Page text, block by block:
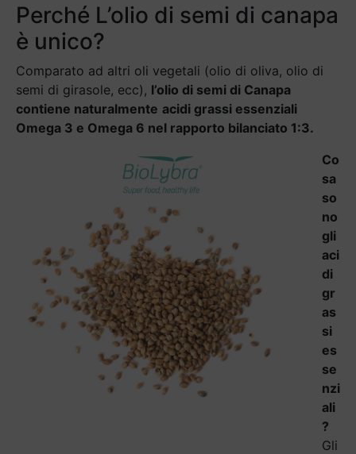
Perché L’olio di semi di canapa
è unico?
Comparato ad altri oli vegetali (olio di oliva, olio di
semi di girasole, ecc), l’olio di semi di Canapa
contiene naturalmente acidi grassi essenziali
Omega 3 e Omega 6 nel rapporto bilanciato 1:3.
Co
sa
so
no
gli
aci
di
gr
as
si
es
se
nzi
ali
?
Gli